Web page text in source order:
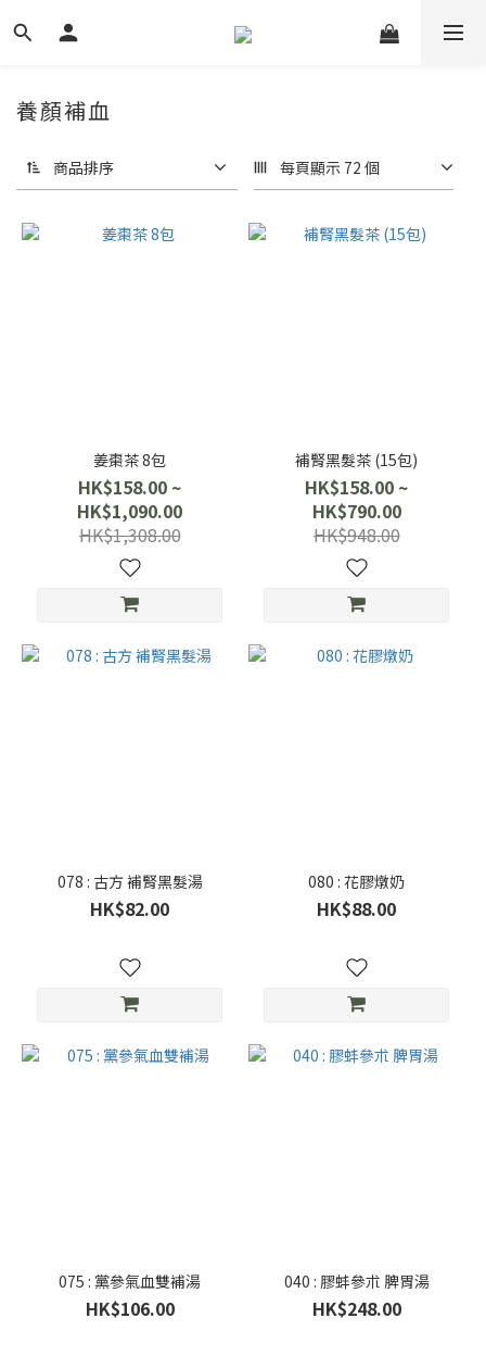
養顏補血
商品排序 每頁顯示 72 個
姜棗茶 8包
HK$158.00 ~
HK$1,090.00
HK$1,308.00
補腎黑髮茶 (15包)
HK$158.00 ~
HK$790.00
HK$948.00
078 : 古方 補腎黑髮湯
HK$82.00
080 : 花膠燉奶
HK$88.00
075 : 黨參氣血雙補湯
HK$106.00
040 : 膠蚌參朮 脾胃湯
HK$248.00